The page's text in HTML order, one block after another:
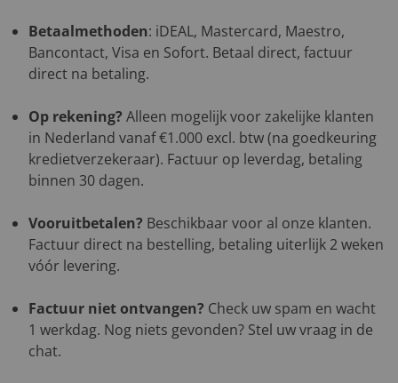
Betaalmethoden: iDEAL, Mastercard, Maestro,
Bancontact, Visa en Sofort. Betaal direct, factuur
direct na betaling.
Op rekening? Alleen mogelijk voor zakelijke klanten
in Nederland vanaf €1.000 excl. btw (na goedkeuring
kredietverzekeraar). Factuur op leverdag, betaling
binnen 30 dagen.
Vooruitbetalen? Beschikbaar voor al onze klanten.
Factuur direct na bestelling, betaling uiterlijk 2 weken
vóór levering.
Factuur niet ontvangen? Check uw spam en wacht
1 werkdag. Nog niets gevonden? Stel uw vraag in de
chat.